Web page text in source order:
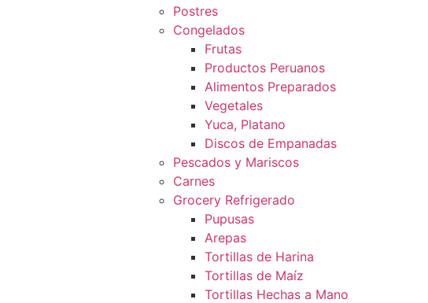
Postres
Congelados
Frutas
Productos Peruanos
Alimentos Preparados
Vegetales
Yuca, Platano
Discos de Empanadas
Pescados y Mariscos
Carnes
Grocery Refrigerado
Pupusas
Arepas
Tortillas de Harina
Tortillas de Maíz
Tortillas Hechas a Mano